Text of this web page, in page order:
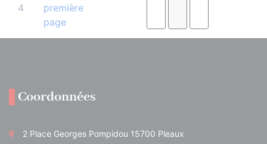
4
première
page
Coordonnées
2 Place Georges Pompidou 15700 Pleaux